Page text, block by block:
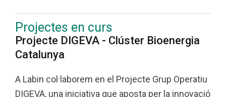
Projectes en curs
Projecte DIGEVA - Clúster Bioenergia
Catalunya
A Labin col·laborem en el Projecte Grup Operatiu
DIGEVA, una iniciativa que aposta per la innovació